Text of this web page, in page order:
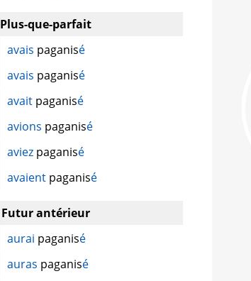
Plus-que-parfait
avais paganisé
avais paganisé
avait paganisé
avions paganisé
aviez paganisé
avaient paganisé
Futur antérieur
aurai paganisé
auras paganisé